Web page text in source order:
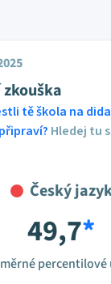
tě škola na
Hledej tu
Český
49,7*